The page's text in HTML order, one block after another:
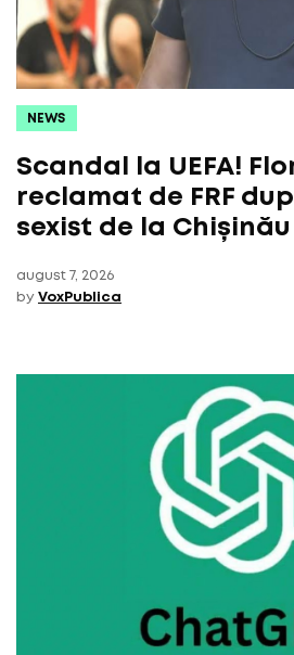
NEWS
Scandal la UEFA!
reclamat de FRF
sexist de la Chișinău
august 7, 2026
by VoxPublica